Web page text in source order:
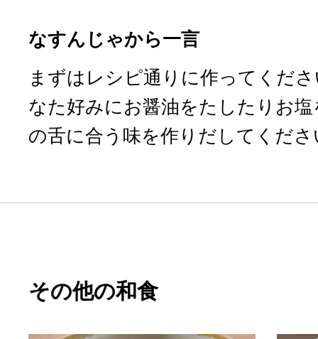
なすんじゃから一言
まずはレシピ通りに作ってくだ
なた好みにお醤油をたしたりお
の舌に合う味を作りだしてくださ
その他の和食